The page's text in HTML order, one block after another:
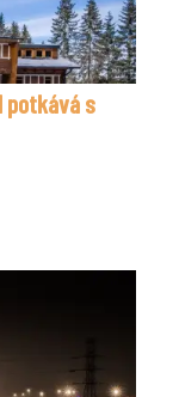
potkává s